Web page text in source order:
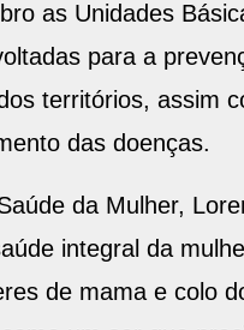
as Unidades
para a
territórios, assim
das doenças.
da Mulher,
integral da
de mama e colo